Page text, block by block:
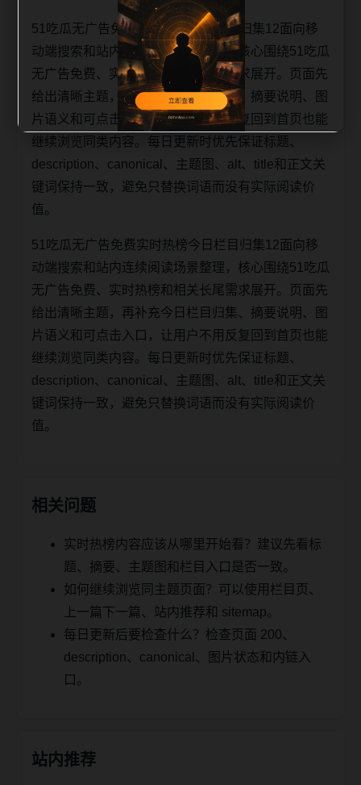
51吃瓜无广告免费实时热榜今日栏目归集12面向移
动端搜索和站内连续阅读场景整理，核心围绕51吃瓜
无广告免费、实时热榜和相关长尾需求展开。页面先
给出清晰主题，再补充今日栏目归集、摘要说明、图
片语义和可点击入口，让用户不用反复回到首页也能
继续浏览同类内容。每日更新时优先保证标题、
description、canonical、主题图、alt、title和正文关
键词保持一致，避免只替换词语而没有实际阅读价
值。
51吃瓜无广告免费实时热榜今日栏目归集12面向移
动端搜索和站内连续阅读场景整理，核心围绕51吃瓜
无广告免费、实时热榜和相关长尾需求展开。页面先
给出清晰主题，再补充今日栏目归集、摘要说明、图
片语义和可点击入口，让用户不用反复回到首页也能
继续浏览同类内容。每日更新时优先保证标题、
description、canonical、主题图、alt、title和正文关
键词保持一致，避免只替换词语而没有实际阅读价
值。
相关问题
实时热榜内容应该从哪里开始看？建议先看标
题、摘要、主题图和栏目入口是否一致。
如何继续浏览同主题页面？可以使用栏目页、
上一篇下一篇、站内推荐和 sitemap。
每日更新后要检查什么？检查页面 200、
description、canonical、图片状态和内链入
口。
站内推荐